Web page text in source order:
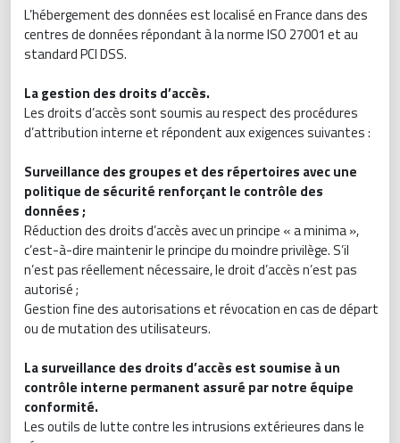
L’hébergement des données est localisé en France dans des
centres de données répondant à la norme ISO 27001 et au
standard PCI DSS.
La gestion des droits d’accès.
Les droits d’accès sont soumis au respect des procédures
d’attribution interne et répondent aux exigences suivantes :
Surveillance des groupes et des répertoires avec une
politique de sécurité renforçant le contrôle des
données ;
Réduction des droits d’accès avec un principe « a minima »,
c’est-à-dire maintenir le principe du moindre privilège. S’il
n’est pas réellement nécessaire, le droit d’accès n’est pas
autorisé ;
Gestion fine des autorisations et révocation en cas de départ
ou de mutation des utilisateurs.
La surveillance des droits d’accès est soumise à un
contrôle interne permanent assuré par notre équipe
conformité.
Les outils de lutte contre les intrusions extérieures dans le